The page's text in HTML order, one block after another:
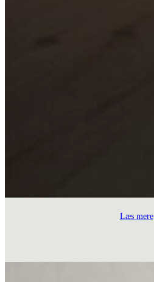
Læs mere